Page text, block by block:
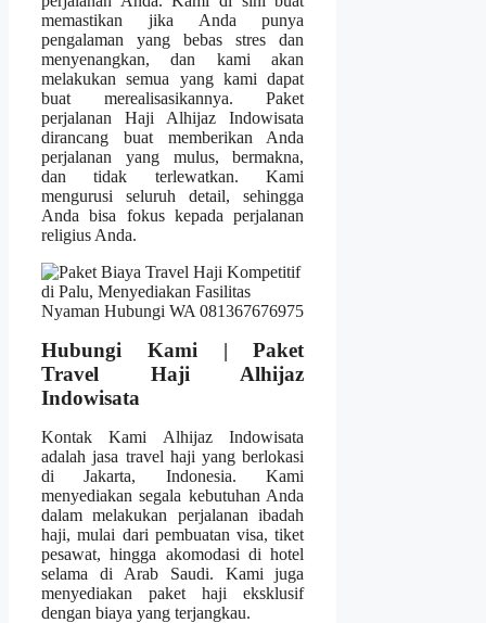
memastikan jika Anda punya
pengalaman yang bebas stres dan
menyenangkan, dan kami akan
melakukan semua yang kami dapat
buat merealisasikannya. Paket
perjalanan Haji Alhijaz Indowisata
dirancang buat memberikan Anda
perjalanan yang mulus, bermakna,
dan tidak terlewatkan. Kami
mengurusi seluruh detail, sehingga
Anda bisa fokus kepada perjalanan
religius Anda.
Hubungi Kami | Paket
Travel Haji Alhijaz
Indowisata
Kontak Kami Alhijaz Indowisata
adalah jasa travel haji yang berlokasi
di Jakarta, Indonesia. Kami
menyediakan segala kebutuhan Anda
dalam melakukan perjalanan ibadah
haji, mulai dari pembuatan visa, tiket
pesawat, hingga akomodasi di hotel
selama di Arab Saudi. Kami juga
menyediakan paket haji eksklusif
dengan biaya yang terjangkau.